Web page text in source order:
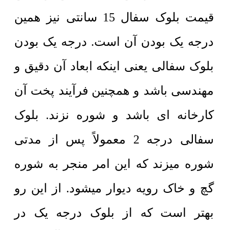
قیمت بلوک سفال 15 سانتی نیز همین
درجه یک بودن آن است. درجه یک بودن
بلوک سفالی یعنی اینکه ابعاد آن دقیق و
مهندسی باشد و همچنین فرآیند پخت آن
کارخانه ای باشد و شوره نزند. بلوک
سفالی درجه 2 معمولاً پس از مدتی
شوره میزند که این امر منجر به شوره
گچ و خاک رویه دیوار میشود. از این رو
بهتر است که از بلوک درجه یک در